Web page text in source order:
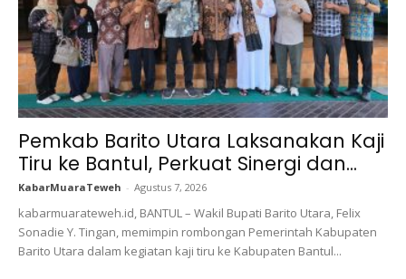
Pemkab Barito Utara Laksanakan Kaji
Tiru ke Bantul, Perkuat Sinergi dan...
KabarMuaraTeweh - Agustus 7, 2026
kabarmuarateweh.id, BANTUL – Wakil Bupati Barito Utara, Felix
Sonadie Y. Tingan, memimpin rombongan Pemerintah Kabupaten
Barito Utara dalam kegiatan kaji tiru ke Kabupaten Bantul...